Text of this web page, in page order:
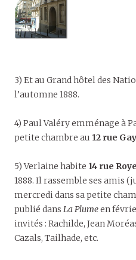
3) Et au Grand hôtel des
l’automne 1888.
4) Paul Valéry emménage à
petite chambre au 12 rue
5) Verlaine habite 14 rue
1888. Il rassemble ses amis
mercredi dans sa petite
publié dans La Plumeen
invités : Rachilde, Jean
Cazals, Tailhade, etc.